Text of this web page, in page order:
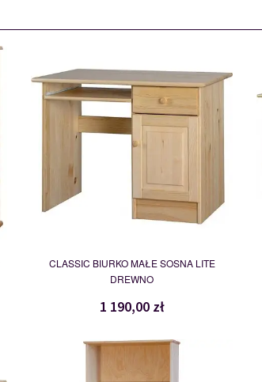
CLASSIC BIURKO MAŁE SOSNA LITE
DREWNO
1 190,00 zł
REGAŁ
109736